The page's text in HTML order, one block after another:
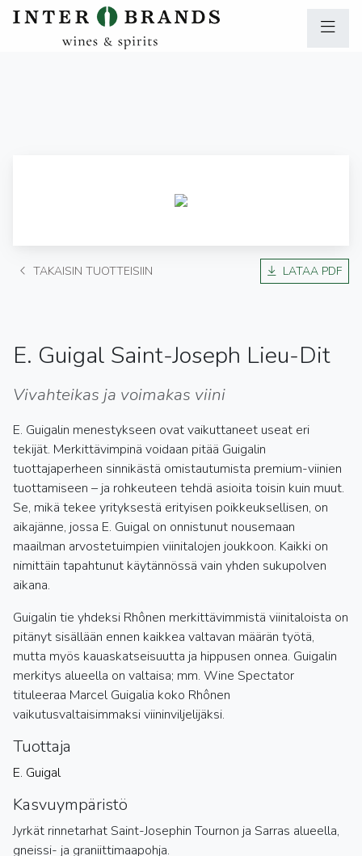
TAKAISIN TUOTTEISIIN LATAA PDF
E. Guigal Saint-Joseph Lieu-Dit
Vivahteikas ja voimakas viini
E. Guigalin menestykseen ovat vaikuttaneet useat eri
tekijät. Merkittävimpinä voidaan pitää Guigalin
tuottajaperheen sinnikästä omistautumista premium-viinien
tuottamiseen – ja rohkeuteen tehdä asioita toisin kuin muut.
Se, mikä tekee yrityksestä erityisen poikkeuksellisen, on
aikajänne, jossa E. Guigal on onnistunut nousemaan
maailman arvostetuimpien viinitalojen joukkoon. Kaikki on
nimittäin tapahtunut käytännössä vain yhden sukupolven
aikana.
Guigalin tie yhdeksi Rhônen merkittävimmistä viinitaloista on
pitänyt sisällään ennen kaikkea valtavan määrän työtä,
mutta myös kauaskatseisuutta ja hippusen onnea. Guigalin
merkitys alueella on valtaisa; mm. Wine Spectator
tituleeraa Marcel Guigalia koko Rhônen
vaikutusvaltaisimmaksi viininviljelijäksi.
Tuottaja
E. Guigal
Kasvuympäristö
Jyrkät rinnetarhat Saint-Josephin Tournon ja Sarras alueella,
gneissi- ja graniittimaapohja.